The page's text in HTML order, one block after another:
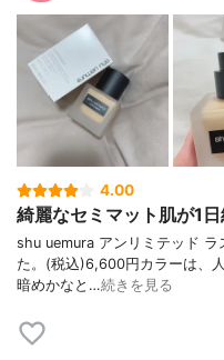
4.00
綺麗なセミマット肌が1日
shu uemura アンリミテッド ラ
た。(税込)6,600円カラーは、
暗めかなと…続きを見る